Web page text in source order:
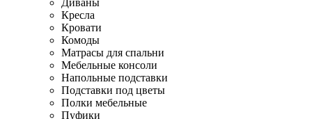
Диваны
Кресла
Кровати
Комоды
Матрасы для спальни
Мебельные консоли
Напольные подставки
Подставки под цветы
Полки мебельные
Пуфики